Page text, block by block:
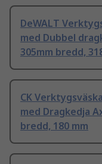
DeWALT
med Dubbel
305mm bredd,
CK
med Dragkedja
bredd, 180 mm